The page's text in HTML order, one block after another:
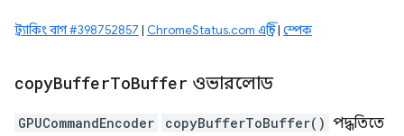
ট্র্যাকিং বাগ #398752857 | ChromeStatus.com এন্ট্রি| স্পেক
copyBufferToBuffer ওভারলোড
GPUCommandEncoder copyBufferToBuffer() পদ্ধতিতে